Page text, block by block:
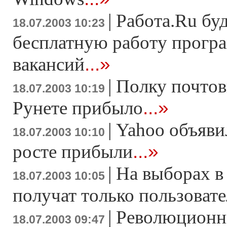
18.07.2003 10:23 | Работа.Ru
бесплатную работу
вакансий...»
18.07.2003 10:19 | Полку
Рунете прибыло...»
18.07.2003 10:10 | Yahoo
росте прибыли...»
18.07.2003 10:05 | На выборах
получат только
18.07.2003 09:47 |